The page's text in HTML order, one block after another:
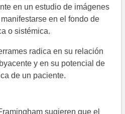
en un estudio de imágenes
en el fondo de
o sistémica.
radica en su relación
y en su potencial de
de un paciente.
sugieren que el